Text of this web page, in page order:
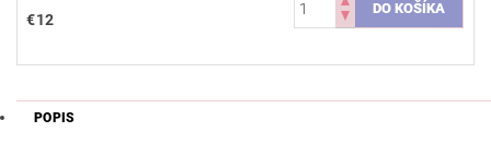
€12
POPIS